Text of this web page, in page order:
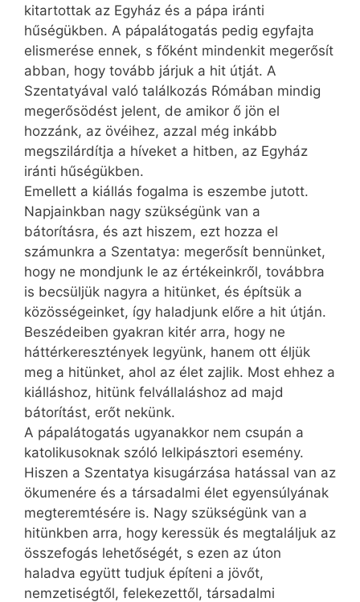
kitartottak az Egyház és a pápa iránti
hűségükben. A pápalátogatás pedig egyfajta
elismerése ennek, s főként mindenkit megerősít
abban, hogy tovább járjuk a hit útját. A
Szentatyával való találkozás Rómában mindig
megerősödést jelent, de amikor ő jön el
hozzánk, az övéihez, azzal még inkább
megszilárdítja a híveket a hitben, az Egyház
iránti hűségükben.
Emellett a kiállás fogalma is eszembe jutott.
Napjainkban nagy szükségünk van a
bátorításra, és azt hiszem, ezt hozza el
számunkra a Szentatya: megerősít bennünket,
hogy ne mondjunk le az értékeinkről, továbbra
is becsüljük nagyra a hitünket, és építsük a
közösségeinket, így haladjunk előre a hit útján.
Beszédeiben gyakran kitér arra, hogy ne
háttérkeresztények legyünk, hanem ott éljük
meg a hitünket, ahol az élet zajlik. Most ehhez a
kiálláshoz, hitünk felvállaláshoz ad majd
bátorítást, erőt nekünk.
A pápalátogatás ugyanakkor nem csupán a
katolikusoknak szóló lelkipásztori esemény.
Hiszen a Szentatya kisugárzása hatással van az
ökumenére és a társadalmi élet egyensúlyának
megteremtésére is. Nagy szükségünk van a
hitünkben arra, hogy keressük és megtaláljuk az
összefogás lehetőségét, s ezen az úton
haladva együtt tudjuk építeni a jövőt,
nemzetiségtől, felekezettől, társadalmi